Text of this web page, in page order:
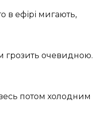
в ефірі мигають,
грозить очевидною.
потом холодним